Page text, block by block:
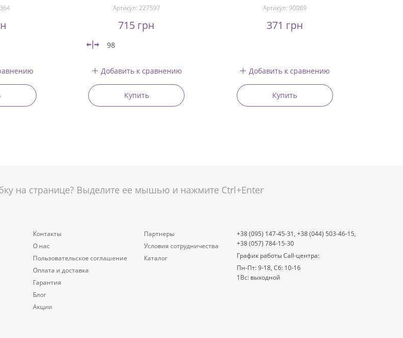
Артикул: 227597
715 грн
98
Добавить к сравнению
Купить
Артикул: 90069
371 грн
Добавить к сравнению
Купить
на странице? Выделите ее мышью и нажмите Ctrl+Enter
Контакты
О нас
Пользовательское соглашение
Оплата и доставка
Гарантия
Блог
Акции
Партнеры
Условия сотрудничества
Каталог
+38 (095) 147-45-31, +38 (044) 503-46-15,
+38 (057) 784-15-30
График работы Call-центра:
Пн-Пт: 9-18, Сб: 10-16
1Вс: выходной